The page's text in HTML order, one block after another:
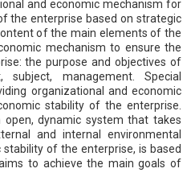
and economic mechanism for
the enterprise based on strategic
of the main elements of the
mechanism to ensure the
the purpose and objectives of
management. Special
organizational and economic
stability of the enterprise.
dynamic system that takes
and internal environmental
of the enterprise, is based
to achieve the main goals of